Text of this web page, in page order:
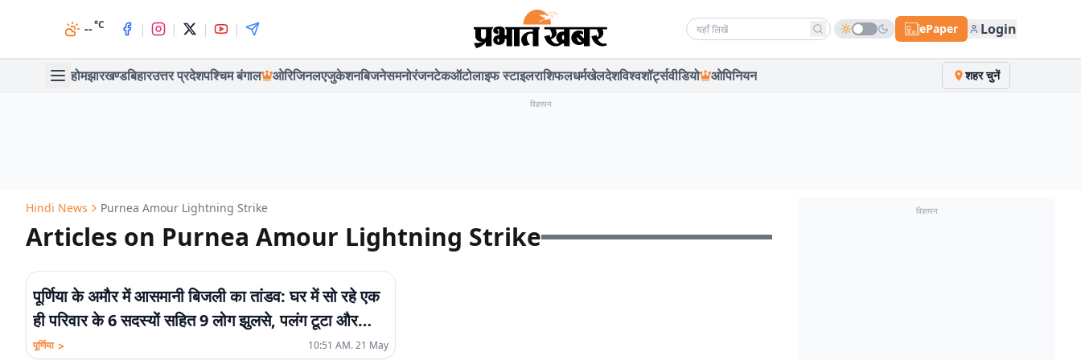
--°C | | | | Search news ePaper Login
होमझारखण्डबिहारउत्तर प्रदेशपश्चिम बंगाल ओरिजिनलएजुकेशनबिजनेसमनोरंजनटेकऑटोलाइफ स्टाइलराशिफलधर्मखेलदेशविश्वशॉर्ट्सवीडियो ओपिनियन शहर चुनें
विज्ञापन
Hindi News Purnea Amour Lightning Strike
Articles on Purnea Amour Lightning Strike
पूर्णिया के अमौर में आसमानी बिजली का तांडव: घर में सो रहे एक
ही परिवार के 6 सदस्यों सहित 9 लोग झुलसे, पलंग टूटा और
कपड़ों में लगी आग
पूर्णिया > 10:51 AM. 21 May
विज्ञापन